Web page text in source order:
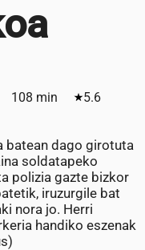
108 min
5.6
batean dago girotuta
soldatapeko
polizia gazte bizkor
iruzurgile bat
nora jo. Herri
handiko eszenak